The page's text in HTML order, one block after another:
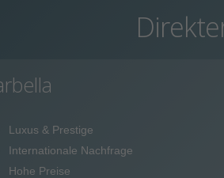
Luxus & Prestige
Internationale Nachfrage
Hohe Preise